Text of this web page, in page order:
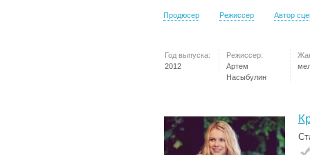
Продюсер Режиссер Автор
Год выпуска:
2012
Режиссер:
Артем
Насыбулин